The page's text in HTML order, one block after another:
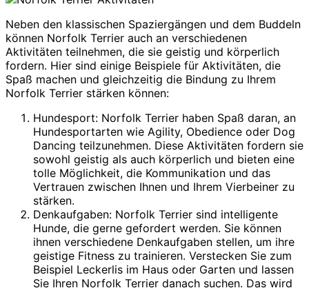
Neben den klassischen Spaziergängen und dem Buddeln
können Norfolk Terrier auch an verschiedenen
Aktivitäten teilnehmen, die sie geistig und körperlich
fordern. Hier sind einige Beispiele für Aktivitäten, die
Spaß machen und gleichzeitig die Bindung zu Ihrem
Norfolk Terrier stärken können:
Hundesport: Norfolk Terrier haben Spaß daran, an
Hundesportarten wie Agility, Obedience oder Dog
Dancing teilzunehmen. Diese Aktivitäten fordern sie
sowohl geistig als auch körperlich und bieten eine
tolle Möglichkeit, die Kommunikation und das
Vertrauen zwischen Ihnen und Ihrem Vierbeiner zu
stärken.
Denkaufgaben: Norfolk Terrier sind intelligente
Hunde, die gerne gefordert werden. Sie können
ihnen verschiedene Denkaufgaben stellen, um ihre
geistige Fitness zu trainieren. Verstecken Sie zum
Beispiel Leckerlis im Haus oder Garten und lassen
Sie Ihren Norfolk Terrier danach suchen. Das wird